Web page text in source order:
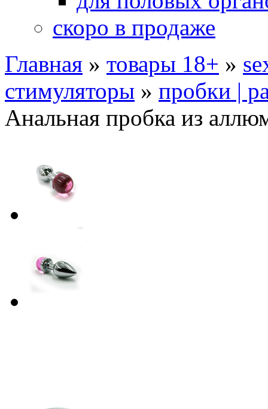
скоро в продаже
Главная » товары 18+ »
стимуляторы » пробки |
Анальная пробка из